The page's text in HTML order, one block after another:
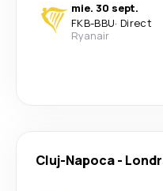
mie. 30 sept.
FKB-BBU· Direct
Ryanair
Cluj-Napoca-